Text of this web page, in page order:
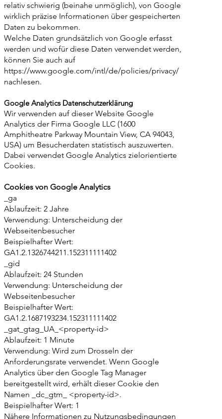
relativ schwierig (beinahe unmöglich), von Google
wirklich präzise Informationen über gespeicherten
Daten zu bekommen.
Welche Daten grundsätzlich von Google erfasst
werden und wofür diese Daten verwendet werden,
können Sie auch auf
https://www.google.com/intl/de/policies/privacy/
nachlesen.
Google Analytics Datenschutzerklärung
Wir verwenden auf dieser Website Google
Analytics der Firma Google LLC (1600
Amphitheatre Parkway Mountain View, CA 94043,
USA) um Besucherdaten statistisch auszuwerten.
Dabei verwendet Google Analytics zielorientierte
Cookies.
Cookies von Google Analytics
_ga
Ablaufzeit: 2 Jahre
Verwendung: Unterscheidung der
Webseitenbesucher
Beispielhafter Wert:
GA1.2.1326744211.152311111402
_gid
Ablaufzeit: 24 Stunden
Verwendung: Unterscheidung der
Webseitenbesucher
Beispielhafter Wert:
GA1.2.1687193234.152311111402
_gat_gtag_UA_<property-id>
Ablaufzeit: 1 Minute
Verwendung: Wird zum Drosseln der
Anforderungsrate verwendet. Wenn Google
Analytics über den Google Tag Manager
bereitgestellt wird, erhält dieser Cookie den
Namen _dc_gtm_ <property-id>.
Beispielhafter Wert: 1
Nähere Informationen zu Nutzungsbedingungen